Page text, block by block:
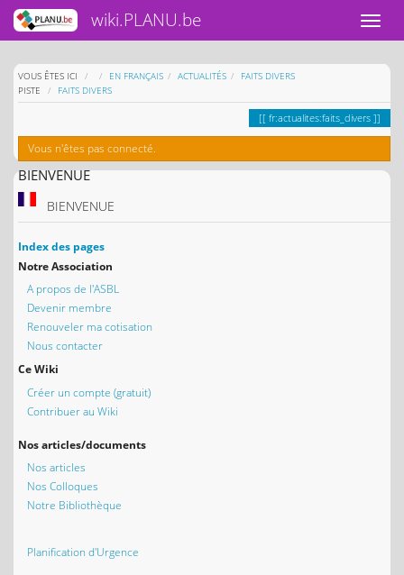
wiki.PLANU.be
VOUS ÊTES ICI HOMEEN FRANÇAIS ACTUALITÉS
FAITS DIVERS
PISTE
FAITS DIVERS
fr:actualites:faits_divers
Vous n'êtes pas connecté.
BIENVENUE
BIENVENUE
Index des pages
Notre Association
A propos de l'ASBL
Devenir membre
Renouveler ma cotisation
Nous contacter
Ce Wiki
Créer un compte (gratuit)
Contribuer au Wiki
Nos articles/documents
Nos articles
Nos Colloques
Notre Bibliothèque
Planification d'Urgence